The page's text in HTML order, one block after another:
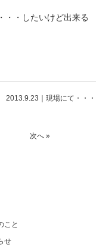
・・したいけど出来る
2013.9.23｜ 現場にて・・・
次へ »
こと
せ